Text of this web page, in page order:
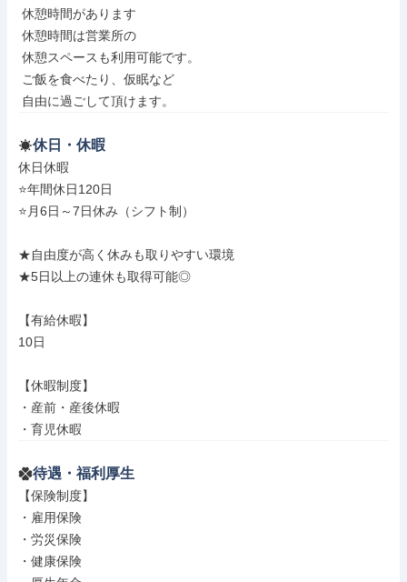
自由に過ごして頂けます。
休日・休暇
休日休暇
⭐年間休日120日
⭐月6日～7日休み（シフト制）
★自由度が高く休みも取りやすい環境
★5日以上の連休も取得可能◎
【有給休暇】
10日
【休暇制度】
・産前・産後休暇
・育児休暇
待遇・福利厚生
【保険制度】
・雇用保険
・労災保険
・健康保険